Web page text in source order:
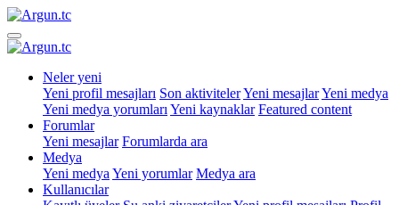
Neler yeni
Yeni profil mesajları Son aktivitelerYeni mesajlarYeni medya
Yeni medya yorumları Yeni kaynaklar Featured content
Forumlar
Yeni mesajlar Forumlarda ara
Medya
Yeni medya Yeni yorumlar Medya ara
Kullanıcılar